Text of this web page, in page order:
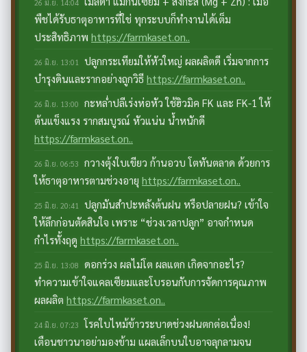
26 มิ.ย. 14:04
พืชได้รับธาตุอาหารที่ใช่ ทุกระบบก็ทำงานได้เต็ม
ประสิทธิภาพ https://farmkaset.on..
26 มิ.ย. 13:01 ปลูกกระเทียมให้หัวใหญ่ ผลผลิตดี เริ่มจากการ
บำรุงดินและรากอย่างถูกวิธี https://farmkaset.on..
26 มิ.ย. 13:00 กะหล่ำปลีเร่งห่อหัว ใช้ฮิวมิค FK และ FK-1 ให้
ต้นแข็งแรง รากสมบูรณ์ หัวแน่น น้ำหนักดี
https://farmkaset.on..
26 มิ.ย. 06:53 กวางตุ้งใบเขียว ก้านอวบ โตทันตลาด ด้วยการ
ให้ธาตุอาหารตามช่วงอายุ https://farmkaset.on..
25 มิ.ย. 20:41 ปลูกมันสำปะหลังต้นฝน หรือปลายฝน? เข้าใจ
ให้ลึกก่อนตัดสินใจ เพราะ “ช่วงเวลาปลูก” อาจกำหนด
กำไรทั้งฤดู https://farmkaset.on..
25 มิ.ย. 13:08 ดอกร่วง ผลไม่โต ผลแตก เกิดจากอะไร?
ทำความเข้าใจแคลเซียมและโบรอนกับการจัดการคุณภาพ
ผลผลิต https://farmkaset.on..
24 มิ.ย. 07:23 โรคใบไหม้ข้าวระบาดช่วงฝนตกต่อเนื่อง!
เตือนชาวนาอย่ามองข้าม แผลเล็กบนใบอาจลุกลามจน